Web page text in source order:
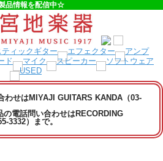
品情報を配信中☆
わせはMIYAJI GUITARS KANDA（03-
の電話問い合わせはRECORDING
3332）まで。